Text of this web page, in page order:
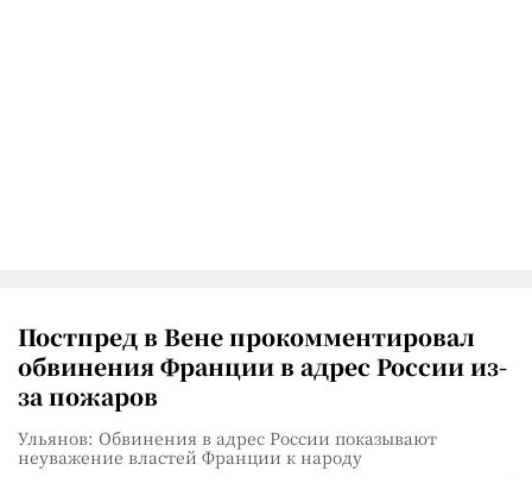
Постпред в Вене прокомментировал
обвинения Франции в адрес России из-
за пожаров
Ульянов: Обвинения в адрес России показывают
неуважение властей Франции к народу